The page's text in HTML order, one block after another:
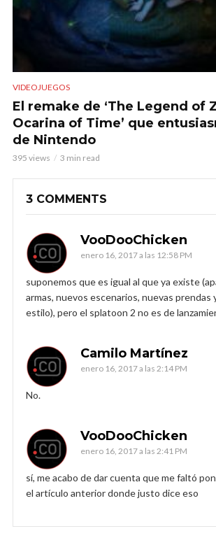
VIDEOJUEGOS
El remake de ‘The Legend of
Ocarina of Time’ que
de Nintendo
395 views 3 min read
3 COMMENTS
VooDooChicken
enero 16, 2017 a las 12:58 PM
suponemos que es igual al que ya existe
armas, nuevos escenarios, nuevas prendas
estilo), pero el splatoon 2 no es de
Camilo Martínez
enero 16, 2017 a las 2:14 PM
No.
VooDooChicken
enero 16, 2017 a las 2:41 PM
sí, me acabo de dar cuenta que me faltó
el artículo anterior donde justo dice eso